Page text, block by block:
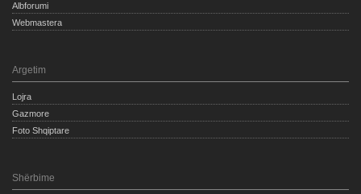
Albforumi
Webmastera
Argetim
Lojra
Gazmore
Foto Shqiptare
Shërbime